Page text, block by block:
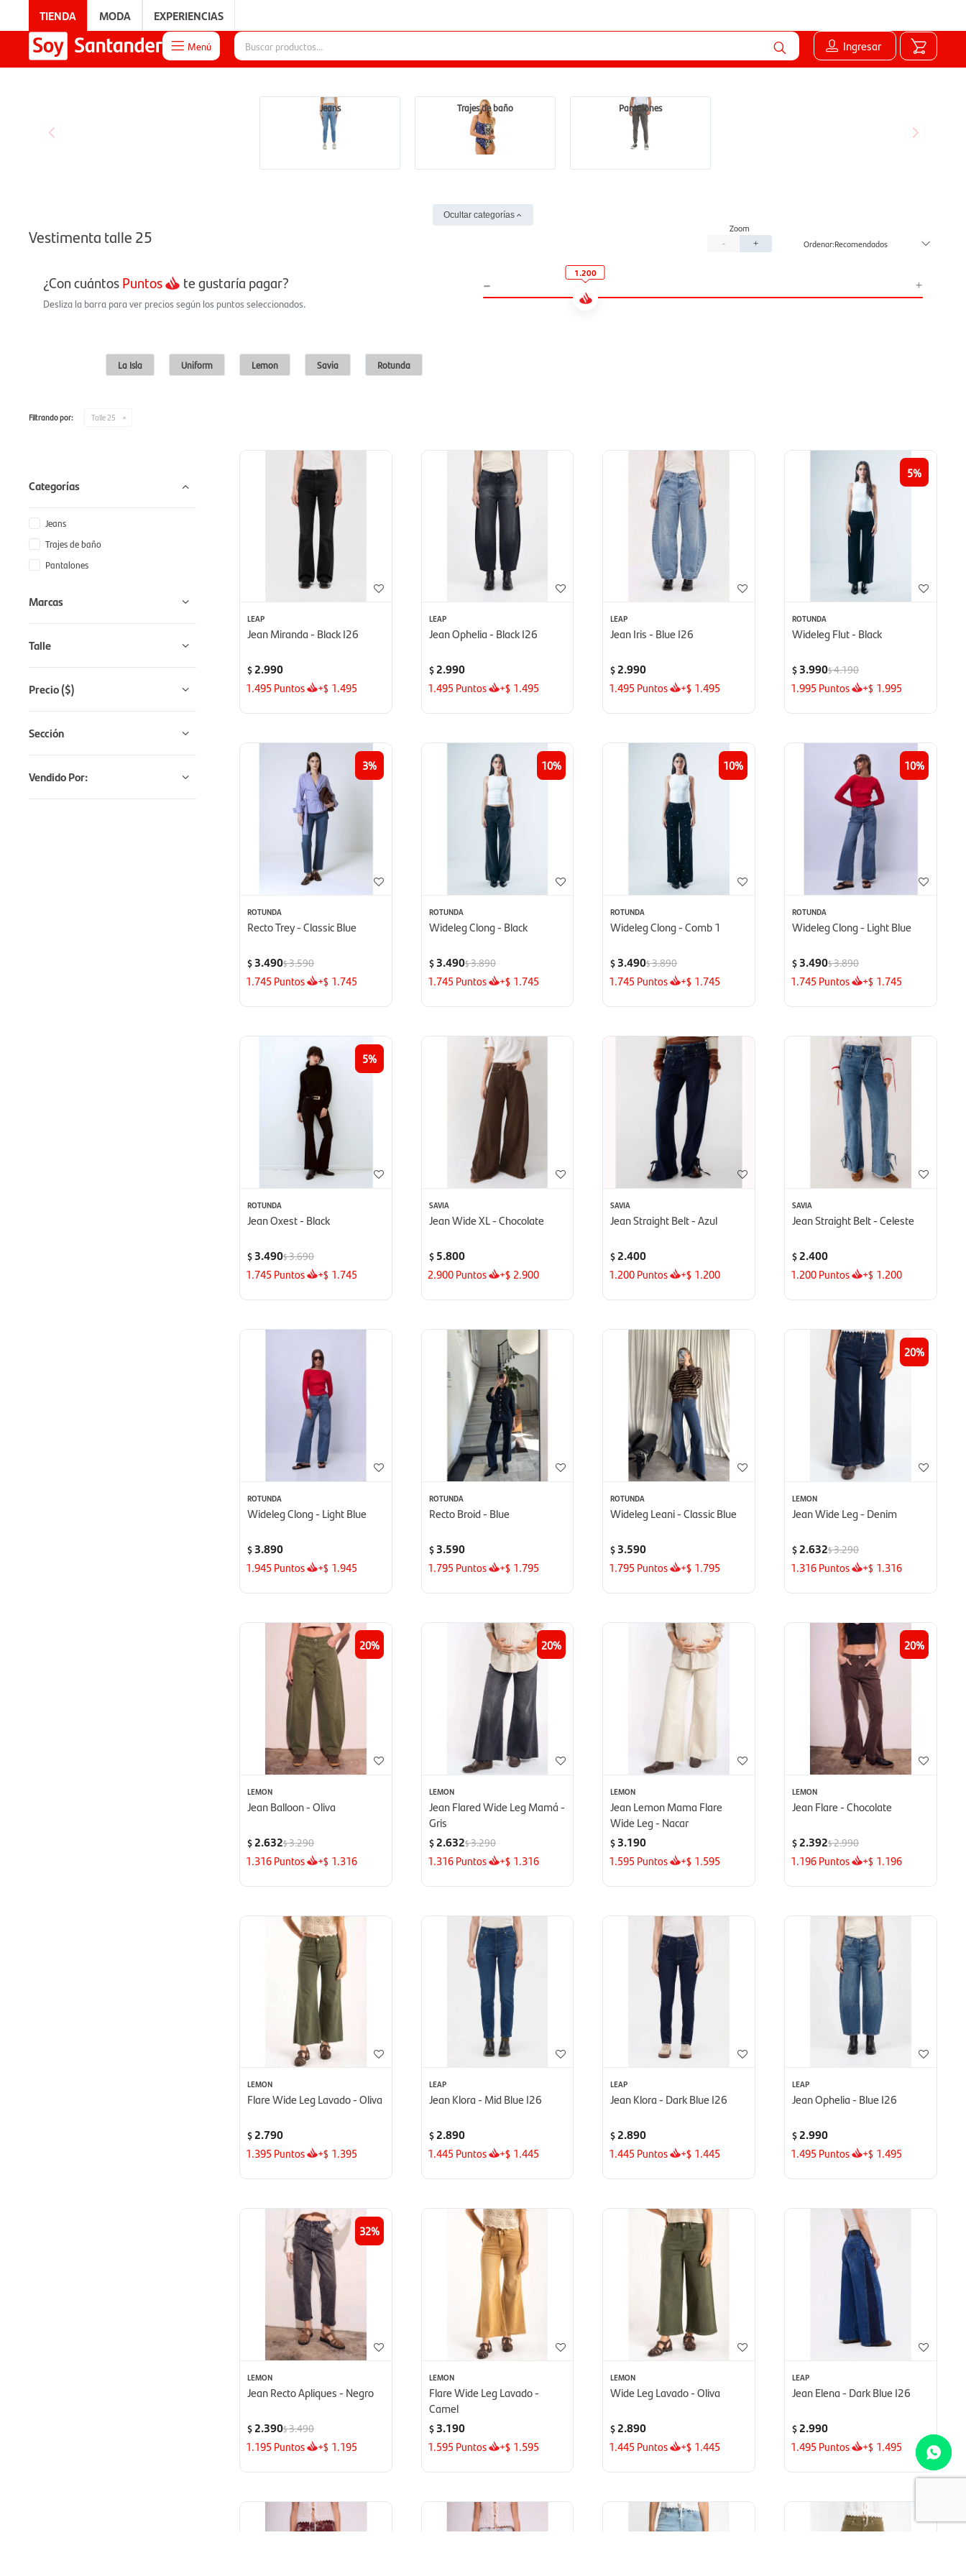
TIENDA MODA EXPERIENCIAS
 Menú Ingresar
Jeans Trajes de baño Pantalones
Ocultar categorías
Vestimenta talle 25 - + Recomendados
¿Con cuántosPuntos te gustaría pagar?
Desliza la barra para ver precios según los puntos seleccionados.
- +
1.200
La Isla Uniform Lemon Savia Rotunda
Filtrando por: Talle 25
LEAP
Jean Miranda - Black I26
$2.990
1.495 Puntos +$ 1.495
LEAP
Jean Ophelia - Black I26
$2.990
1.495 Puntos +$ 1.495
LEAP
Jean Iris - Blue I26
$2.990
1.495 Puntos +$ 1.495
5
ROTUNDA
Wideleg Flut - Black
$ 3.990$4.190
1.995 Puntos +$ 1.995
3
ROTUNDA
Recto Trey - Classic Blue
$ 3.490$3.590
1.745 Puntos +$ 1.745
10
ROTUNDA
Wideleg Clong - Black
$ 3.490$3.890
1.745 Puntos +$ 1.745
10
ROTUNDA
Wideleg Clong - Comb 1
$ 3.490$3.890
1.745 Puntos +$ 1.745
10
ROTUNDA
Wideleg Clong - Light Blue
$ 3.490$3.890
1.745 Puntos +$ 1.745
5
ROTUNDA
Jean Oxest - Black
$ 3.490$3.690
1.745 Puntos +$ 1.745
SAVIA
Jean Wide XL - Chocolate
$ 5.800
2.900Puntos +$ 2.900
SAVIA
Jean Straight Belt - Azul
$2.400
1.200Puntos +$ 1.200
SAVIA
Jean Straight Belt - Celeste
$2.400
1.200Puntos +$ 1.200
ROTUNDA
Wideleg Clong - Light Blue
$ 3.890
1.945 Puntos +$ 1.945
ROTUNDA
Recto Broid - Blue
$ 3.590
1.795 Puntos +$ 1.795
ROTUNDA
Wideleg Leani - Classic Blue
$ 3.590
1.795 Puntos +$ 1.795
20
LEMON
Jean Wide Leg - Denim
$2.632$3.290
1.316Puntos +$ 1.316
20
LEMON
Jean Balloon - Oliva
$ 2.632$3.290
1.316Puntos +$ 1.316
20
LEMON
Jean Flared Wide Leg Mamá -
Gris
$ 2.632$3.290
1.316Puntos +$ 1.316
LEMON
Jean Lemon Mama Flare
Wide Leg - Nacar
$ 3.190
1.595 Puntos +$ 1.595
20
LEMON
Jean Flare - Chocolate
$ 2.392$2.990
1.196Puntos +$ 1.196
LEMON
Flare Wide Leg Lavado - Oliva
$2.790
1.395 Puntos +$ 1.395
LEAP
Jean Klora - Mid Blue I26
$2.890
1.445 Puntos +$ 1.445
LEAP
Jean Klora - Dark Blue I26
$2.890
1.445 Puntos +$ 1.445
LEAP
Jean Ophelia - Blue I26
$2.990
1.495 Puntos +$ 1.495
32
LEMON
Jean Recto Apliques - Negro
$2.390$3.490
1.195 Puntos +$ 1.195
LEMON
Flare Wide Leg Lavado -
Camel
$ 3.190
1.595 Puntos +$ 1.595
LEMON
Wide Leg Lavado - Oliva
$2.890
1.445 Puntos +$ 1.445
LEAP
Jean Elena - Dark Blue I26
$2.990
1.495 Puntos +$ 1.495
Categorías
Jeans
Trajes de baño
Pantalones
Marcas
Talle
Precio($)
Sección
Vendido Por: